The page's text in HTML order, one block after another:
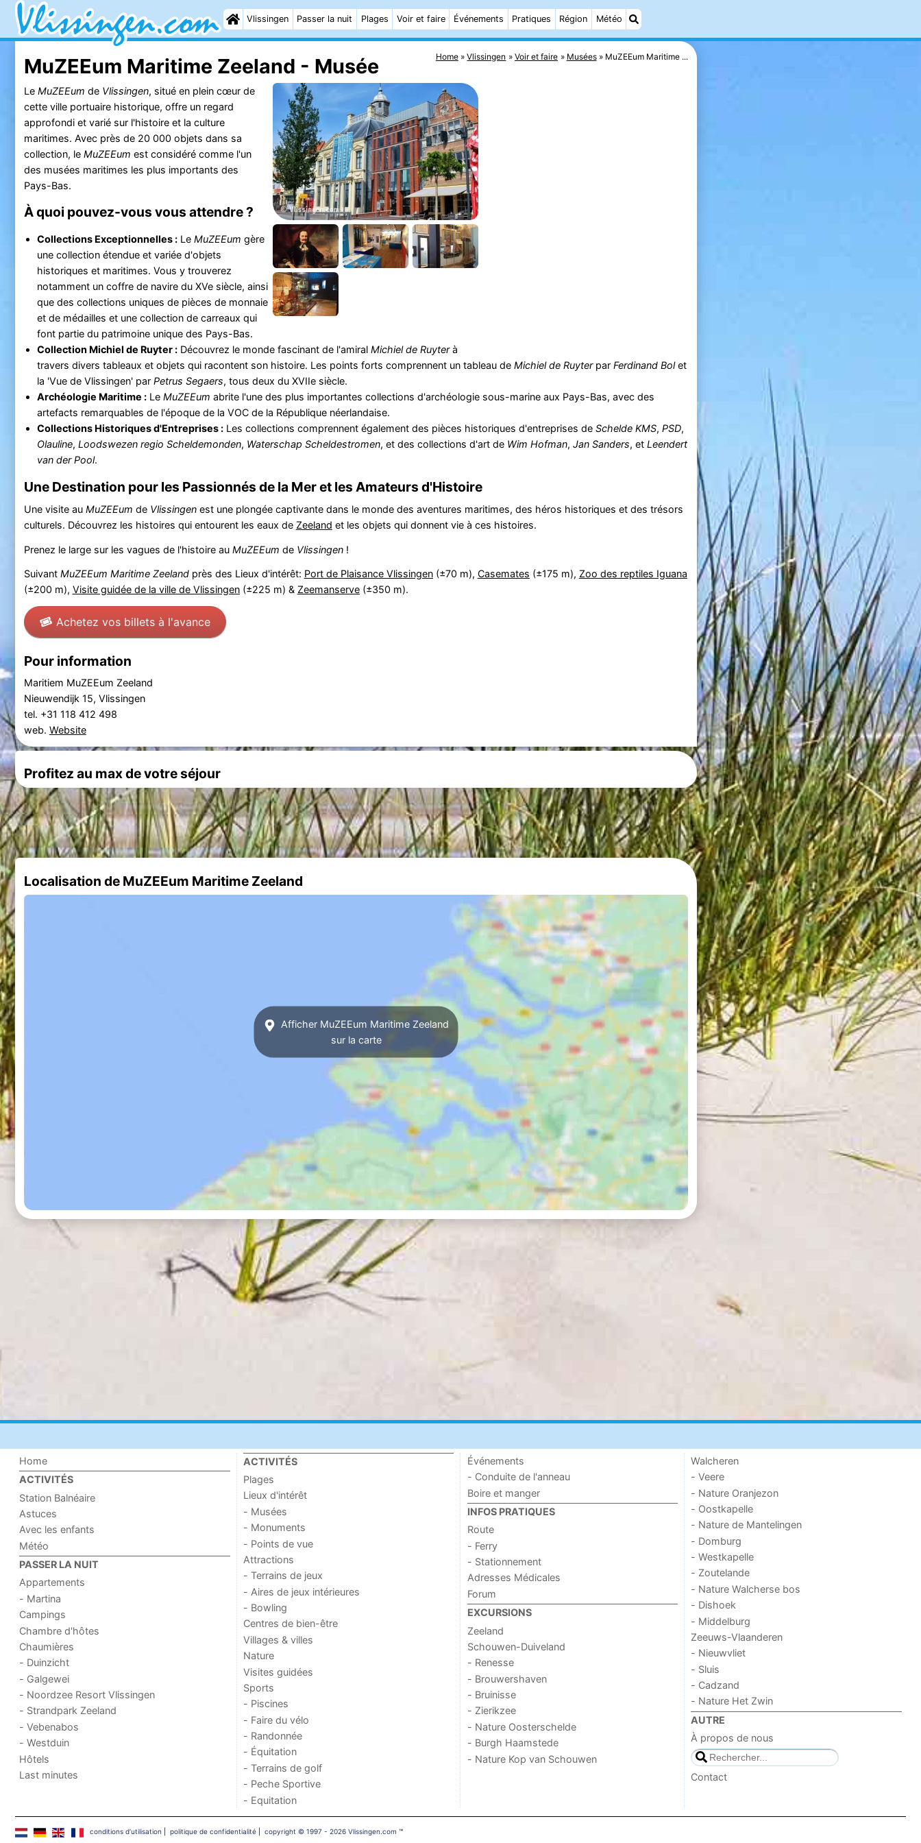
Vlissingen Passer la nuit Plages Voir et faire Événements Pratiques Région Météo
Home Vlissingen Voir et faire Musées MuZEEum Maritime ...
MuZEEum Maritime Zeeland - Musée
Le MuZEEum de Vlissingen, situé en plein cœur de
cette ville portuaire historique, offre un regard
approfondi et varié sur l'histoire et la culture
maritimes. Avec près de 20 000 objets dans sa
collection, le MuZEEum est considéré comme l'un
des musées maritimes les plus importants des
Pays-Bas.
À quoi pouvez-vous vous attendre ?
Collections Exceptionnelles :Le MuZEEum gère
une collection étendue et variée d'objets
historiques et maritimes. Vous y trouverez
notamment un coffre de navire du XVe siècle, ainsi
que des collections uniques de pièces de monnaie
et de médailles et une collection de carreaux qui
font partie du patrimoine unique des Pays-Bas.
Collection Michiel de Ruyter :Découvrez le monde fascinant de l'amiral Michiel de Ruyterà
travers divers tableaux et objets qui racontent son histoire. Les points forts comprennent un tableau de Michiel de Ruyterpar Ferdinand Bolet
la 'Vue de Vlissingen' par Petrus Segaers, tous deux du XVIIe siècle.
Archéologie Maritime :Le MuZEEum abrite l'une des plus importantes collections d'archéologie sous-marine aux Pays-Bas, avec des
artefacts remarquables de l'époque de la VOC de la République néerlandaise.
Collections Historiques d'Entreprises :Les collections comprennent également des pièces historiques d'entreprises de Schelde KMS, PSD,
Olauline, Loodswezen regio Scheldemonden, Waterschap Scheldestromen, et des collections d'art de Wim Hofman, Jan Sanders, et Leendert
van der Pool.
Une Destination pour les Passionnés de la Mer et les Amateurs d'Histoire
Une visite au MuZEEum de Vlissingenest une plongée captivante dans le monde des aventures maritimes, des héros historiques et des trésors
culturels. Découvrez les histoires qui entourent les eaux de Zeeland et les objets qui donnent vie à ces histoires.
Prenez le large sur les vagues de l'histoire au MuZEEum de Vlissingen!
Suivant MuZEEum Maritime Zeelandprès des Lieux d'intérêt: Port de Plaisance Vlissingen(±70 m), Casemates (±175 m), Zoo des reptiles Iguana
(±200 m), Visite guidée de la ville de Vlissingen(±225 m) & Zeemanserve(±350 m).
Achetez vos billets à l'avance
Pour information
Maritiem MuZEEum Zeeland
Nieuwendijk 15, Vlissingen
tel. +31 118 412 498
web. Website
Profitez au max de votre séjour
Localisation de MuZEEum Maritime Zeeland
Afficher MuZEEum Maritime Zeeland
sur la carte
Home
ACTIVITÉS
Station Balnéaire
Astuces
Avec les enfants
Météo
PASSER LA NUIT
Appartements
- Martina
Campings
Chambre d'hôtes
Chaumières
- Duinzicht
- Galgewei
- Noordzee Resort Vlissingen
- Strandpark Zeeland
- Vebenabos
- Westduin
Hôtels
Last minutes
ACTIVITÉS
Plages
Lieux d'intérêt
- Musées
- Monuments
- Points de vue
Attractions
- Terrains de jeux
- Aires de jeux intérieures
- Bowling
Centres de bien-être
Villages & villes
Nature
Visites guidées
Sports
- Piscines
- Faire du vélo
- Randonnée
- Équitation
- Terrains de golf
- Peche Sportive
- Equitation
Événements
- Conduite de l'anneau
Boire et manger
INFOS PRATIQUES
Route
- Ferry
- Stationnement
Adresses Médicales
Forum
EXCURSIONS
Zeeland
Schouwen-Duiveland
- Renesse
- Brouwershaven
- Bruinisse
- Zierikzee
- Nature Oosterschelde
- Burgh Haamstede
- Nature Kop van Schouwen
Walcheren
- Veere
- Nature Oranjezon
- Oostkapelle
- Nature de Mantelingen
- Domburg
- Westkapelle
- Zoutelande
- Nature Walcherse bos
- Dishoek
- Middelburg
Zeeuws-Vlaanderen
- Nieuwvliet
- Sluis
- Cadzand
- Nature Het Zwin
AUTRE
À propos de nous
Contact
conditions d‘utilisation politique de confidentialité| copyright © 1997 - 2026 Vlissingen.com ™